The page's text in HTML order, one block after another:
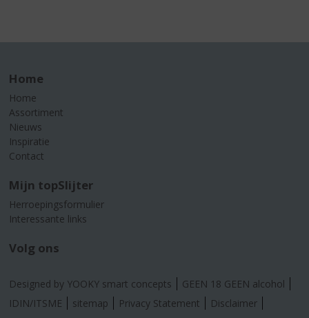
Home
Home
Assortiment
Nieuws
Inspiratie
Contact
Mijn topSlijter
Herroepingsformulier
Interessante links
Volg ons
Designed by YOOKY smart concepts
GEEN 18 GEEN alcohol
IDIN/ITSME
sitemap Privacy Statement
Disclaimer